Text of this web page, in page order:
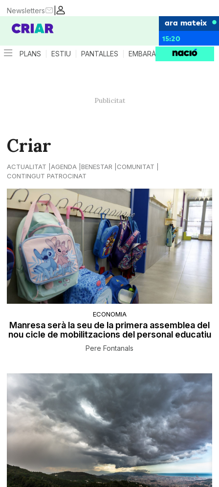
|
Newsletters
ara mateix
15:20
PLANS ESTIU PANTALLES EMBARÀS CRIANÇA
Criar
ACTUALITAT AGENDA BENESTAR
COMUNITAT
CONTINGUT PATROCINAT
ECONOMIA
Manresa serà la seu de la primera assemblea del
nou cicle de mobilitzacions del personal educatiu
Pere Fontanals